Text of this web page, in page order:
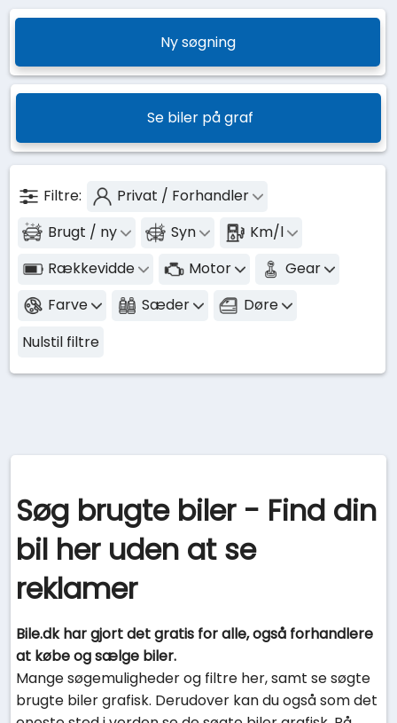
Ny søgning
Se biler på graf
Filtre:
Privat / Forhandler
Brugt / ny
Syn
Km/l
Rækkevidde
Motor
Gear
Farve
Sæder
Døre
Nulstil filtre
Søg brugte biler - Find din
bil her uden at se
reklamer
Bile.dk har gjort det gratis for alle, også forhandlere
at købe og sælge biler.
Mange søgemuligheder og filtre her, samt se søgte
brugte biler grafisk. Derudover kan du også som det